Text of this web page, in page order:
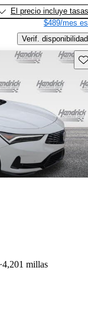
El precio incluye tasas
$489/mes
Verif. disponibilidad
4,201 millas